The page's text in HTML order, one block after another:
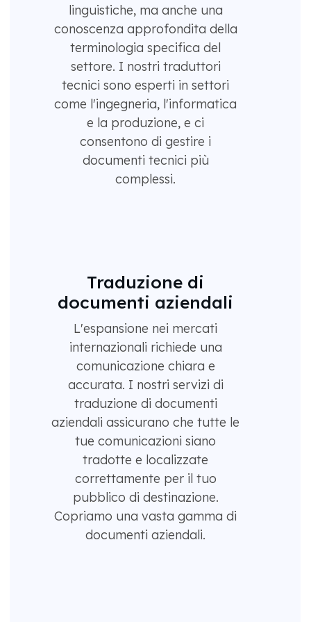
linguistiche, ma anche una
conoscenza approfondita della
terminologia specifica del
settore. I nostri traduttori
tecnici sono esperti in settori
come l'ingegneria, l'informatica
e la produzione, e ci
consentono di gestire i
documenti tecnici più
complessi.
Traduzione di
documenti aziendali
L'espansione nei mercati
internazionali richiede una
comunicazione chiara e
accurata. I nostri servizi di
traduzione di documenti
aziendali assicurano che tutte le
tue comunicazioni siano
tradotte e localizzate
correttamente per il tuo
pubblico di destinazione.
Copriamo una vasta gamma di
documenti aziendali.